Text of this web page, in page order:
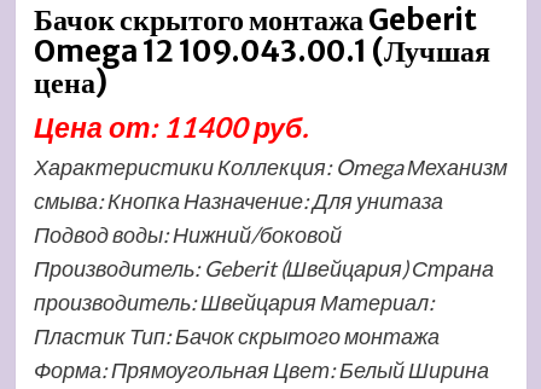
Бачок скрытого монтажа Geberit
Omega 12 109.043.00.1 (Лучшая
цена)
Цена от: 11400 руб.
Характеристики Коллекция: Omega Механизм
смыва: Кнопка Назначение: Для унитаза
Подвод воды: Нижний/боковой
Производитель: Geberit (Швейцария) Страна
производитель: Швейцария Материал:
Пластик Тип: Бачок скрытого монтажа
Форма: Прямоугольная Цвет: Белый Ширина